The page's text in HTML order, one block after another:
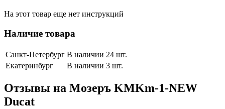
На этот товар еще нет инструкций
Наличие товара
Санкт-Петербург В наличии 24 шт.
Екатеринбург
В наличии 3 шт.
Отзывы на Мозеръ KMKm-1-NEW
Ducat